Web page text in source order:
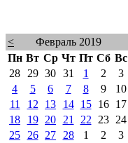
<
Февраль 2019
Пн Вт Ср Чт Пт Сб Вс
28
29 30 31 1 2
3
4
5 6 7 8 9
10
11
12 13 14 15 16
17
18
19 20 21 22 23
24
25
26 27 28 1 2
3